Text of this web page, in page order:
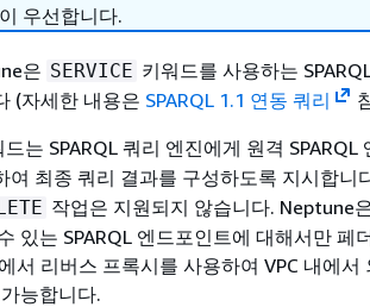
우선합니다.
은 SERVICE 키워드를 사용하는
(자세한 내용은 SPARQL 1.1 연동 쿼리
드는 SPARQL 쿼리 엔진에게 원격
여 최종 쿼리 결과를 구성하도록 지시합니
작업은 지원되지 않습니다. Neptune
있는 SPARQL 엔드포인트에 대해서만 페
서 리버스 프록시를 사용하여 VPC 내에
능합니다.